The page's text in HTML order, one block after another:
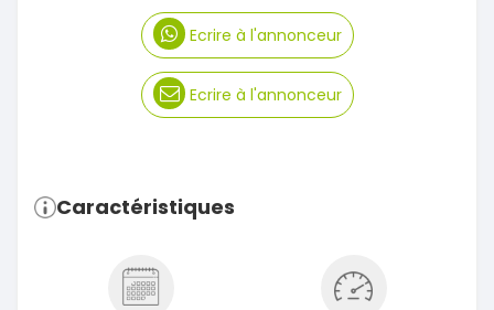
Ecrire à l'annonceur
Ecrire à l'annonceur
Caractéristiques